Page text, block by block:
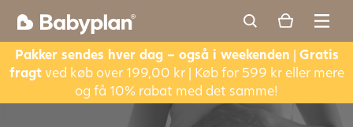
Pakker sendes hver dag – også i weekenden | Gratis
fragtved køb over 199,00 kr | Køb for 599 kr eller mere
og få 10% rabat med det samme!